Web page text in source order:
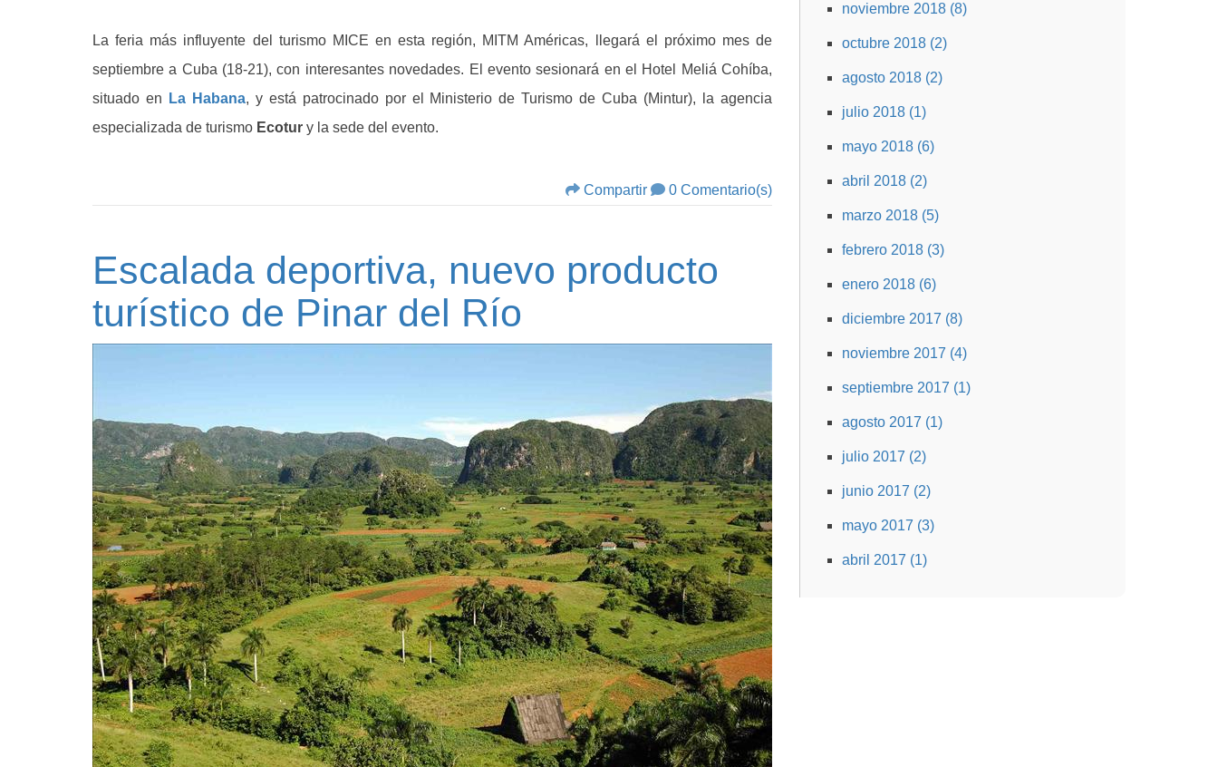
noviembre 2018 (8)
octubre 2018 (2)
agosto 2018 (2)
julio 2018 (1)
mayo 2018 (6)
abril 2018 (2)
marzo 2018 (5)
febrero 2018 (3)
enero 2018 (6)
diciembre 2017 (8)
noviembre 2017 (4)
septiembre 2017 (1)
agosto 2017 (1)
julio 2017 (2)
junio 2017 (2)
mayo 2017 (3)
abril 2017 (1)
La feria más influyente del turismo MICE en esta región, MITM Américas, llegará el próximo mes de
septiembre a Cuba (18-21), con interesantes novedades. El evento sesionará en el Hotel Meliá Cohíba,
situado en
La Habana, y está patrocinado por el Ministerio de Turismo de Cuba (Mintur), la agencia
especializada de turismo Ecotur y la sede del evento.
Compartir 0 Comentario(s)
Escalada deportiva, nuevo producto
turístico de Pinar del Río